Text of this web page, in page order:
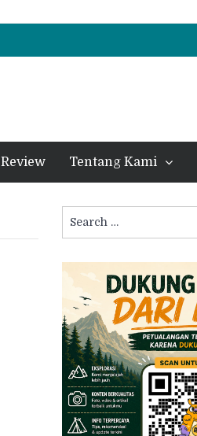
Review Tentang Kami
for: